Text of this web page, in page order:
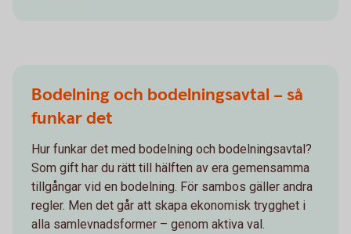
Bodelning och bodelningsavtal – så
funkar det
Hur funkar det med bodelning och bodelningsavtal?
Som gift har du rätt till hälften av era gemensamma
tillgångar vid en bodelning. För sambos gäller andra
regler. Men det går att skapa ekonomisk trygghet i
alla samlevnadsformer – genom aktiva val.